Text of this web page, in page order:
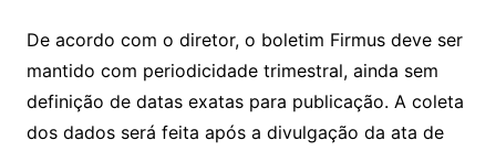
De acordo com o diretor, o boletim Firmus deve ser
mantido com periodicidade trimestral, ainda sem
definição de datas exatas para publicação. A coleta
dos dados será feita após a divulgação da ata de